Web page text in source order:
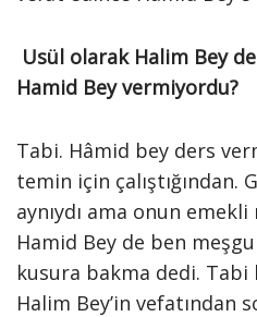
Usül olarak Halim Bey
Hamid Bey vermiyordu?
Tabi. Hâmid bey ders
temin için çalıştığından.
aynıydı ama onun emekli
Hamid Bey de ben
kusura bakma dedi.
Halim Bey’in vefatından